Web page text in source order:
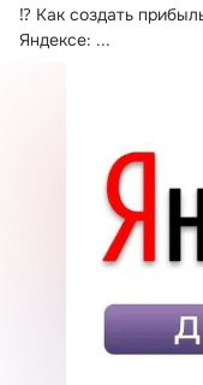
⁉ Как создать
Яндексе: ...